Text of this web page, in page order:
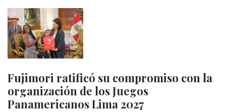
Fujimori ratificó su compromiso con la
organización de los Juegos
Panamericanos Lima 2027